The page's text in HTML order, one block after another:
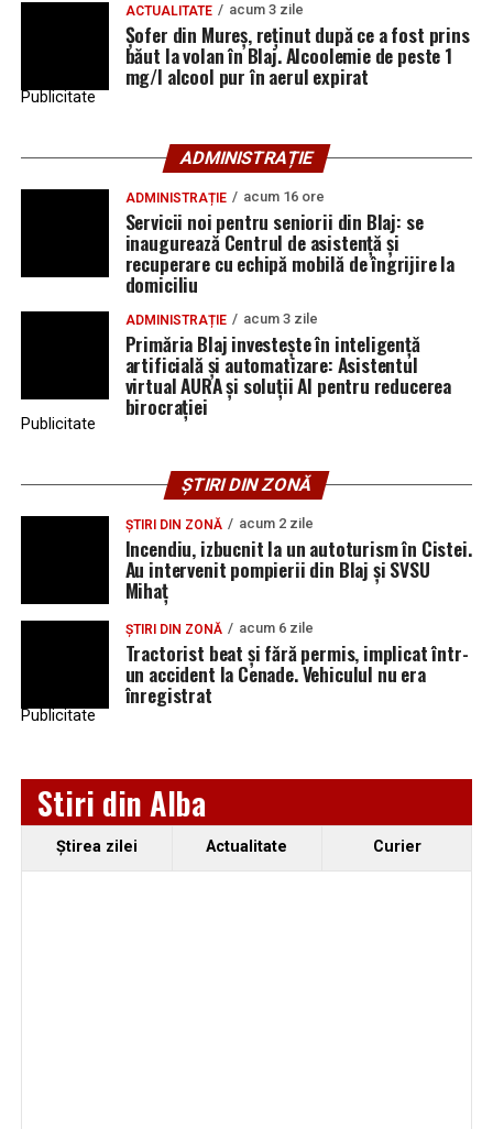
ACTUALITATE acum 3 zile
Șofer din Mureș, reținut după ce a fost prins
băut la volan în Blaj. Alcoolemie de peste 1
mg/l alcool pur în aerul expirat
Publicitate
ADMINISTRAȚIE
ADMINISTRAȚIE acum 16 ore
Servicii noi pentru seniorii din Blaj: se
inaugurează Centrul de asistență și
recuperare cu echipă mobilă de îngrijire la
domiciliu
ADMINISTRAȚIE acum 3 zile
Primăria Blaj investește în inteligență
artificială și automatizare: Asistentul
virtual AURA și soluții AI pentru reducerea
birocrației
Publicitate
ȘTIRI DIN ZONĂ
ȘTIRI DIN ZONĂ acum 2 zile
Incendiu, izbucnit la un autoturism în Cistei.
Au intervenit pompierii din Blaj și SVSU
Mihaț
ȘTIRI DIN ZONĂ acum 6 zile
Tractorist beat și fără permis, implicat într-
un accident la Cenade. Vehiculul nu era
înregistrat
Publicitate
Stiri din Alba
Ştirea zilei Actualitate Curier